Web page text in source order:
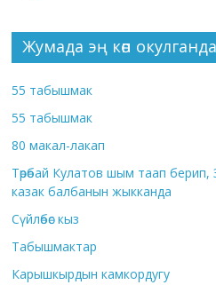
Жумада эң көп
55 табышмак
55 табышмак
80 макал-лакап
Төрөбай Кулатов шым таап
казак балбанын жыкканда
Сүйлөбөс кыз
Табышмактар
Карышкырдын камкордугу